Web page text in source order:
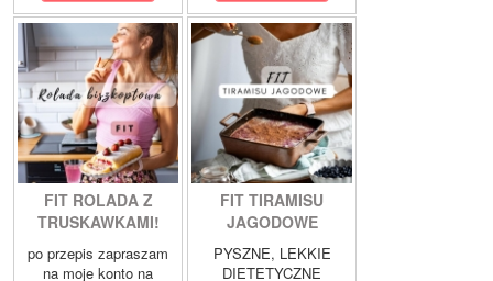
FIT ROLADA Z
TRUSKAWKAMI!
po przepis zapraszam
na moje konto na
FIT TIRAMISU
JAGODOWE
PYSZNE, LEKKIE
DIETETYCZNE